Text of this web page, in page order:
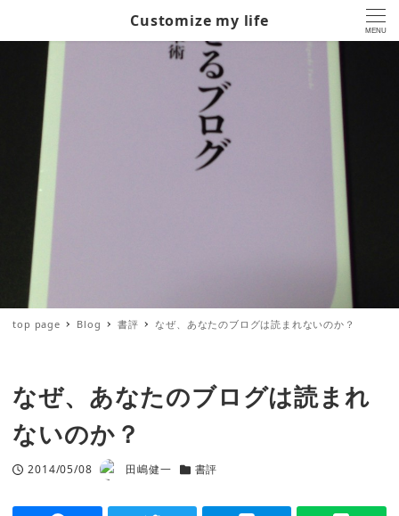
Customize my life
MENU
top page Blog 書評 なぜ、あなたのブログは読まれないのか？
なぜ、あなたのブログは読まれ
ないのか？
投稿日
2014/05/08
著
田嶋健一
カテゴリー
書評